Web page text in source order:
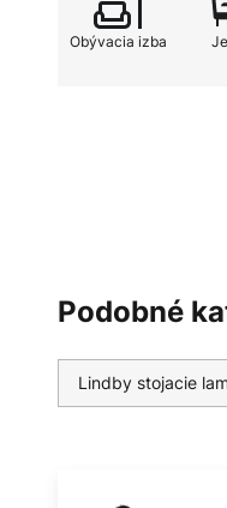
Obývacia izba
Podobné
Lindby stojacie